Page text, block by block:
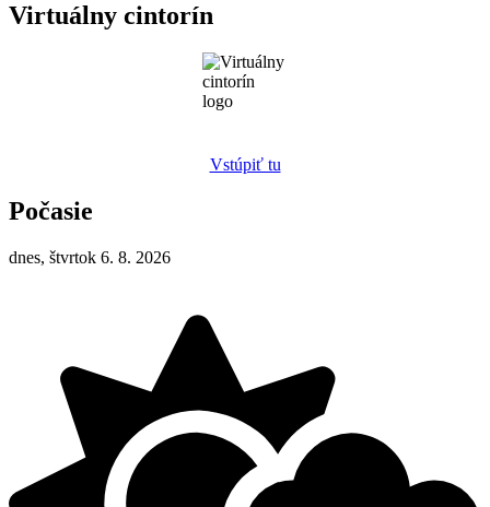
Virtuálny cintorín
Vstúpiť tu
Počasie
dnes, štvrtok 6. 8. 2026